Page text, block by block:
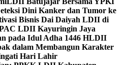
Dini Kanker dan Tumor ke
Bisnis Dai Daiyah LDII di
LDII Kayuringin Jaya
pada Idul Adha 1446 HLDII
dalam Membangun Karakter
Hari Lahir